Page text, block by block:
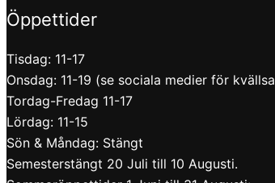
Öppettider
Tisdag: 11-17
Onsdag: 11-19 (se sociala medier för
Tordag-Fredag 11-17
Lördag: 11-15
Sön & Måndag: Stängt
Semesterstängt 20 Juli till 10 Augusti.